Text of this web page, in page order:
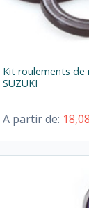
Kit roulements de
SUZUKI
A partir de: